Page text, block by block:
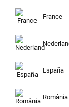
France
España
România